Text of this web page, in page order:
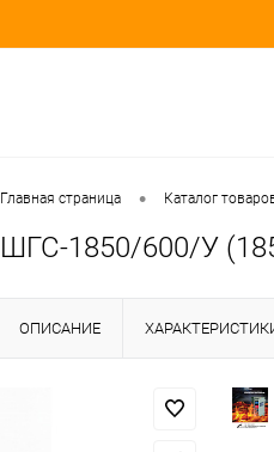
Главная страница • Каталог
ШГС-1850/600/У
ОПИСАНИЕ